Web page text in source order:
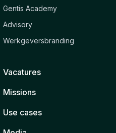
Gentis Academy
Advisory
Werkgeversbranding
Vacatures
Missions
Use cases